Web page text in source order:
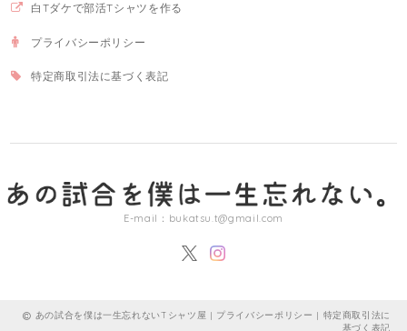
白Tダケで部活Tシャツを作る
プライバシーポリシー
特定商取引法に基づく表記
E-mail： bukatsu.t@gmail.com
あの試合を僕は一生忘れないTシャツ屋 | プライバシーポリシー | 特定商取引法に
基づく表記